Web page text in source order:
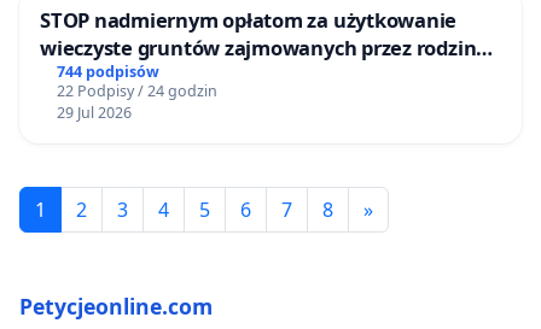
STOP nadmiernym opłatom za użytkowanie
wieczyste gruntów zajmowanych przez rodzinne
ogrody działkowe.
744 podpisów
22 Podpisy / 24 godzin
29 Jul 2026
1 2 3 4 5 6 7 8 »
Petycjeonline.com